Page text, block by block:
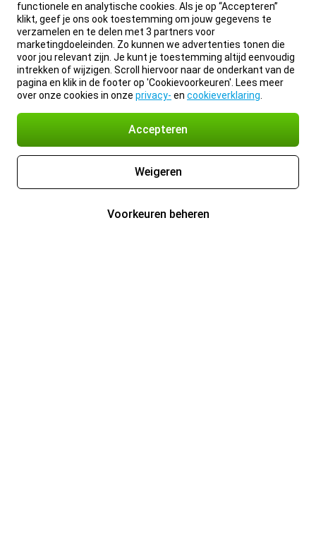
functionele en analytische cookies. Als je op “Accepteren”
klikt, geef je ons ook toestemming om jouw gegevens te
verzamelen en te delen met 3 partners voor
marketingdoeleinden. Zo kunnen we advertenties tonen die
voor jou relevant zijn. Je kunt je toestemming altijd eenvoudig
intrekken of wijzigen. Scroll hiervoor naar de onderkant van de
pagina en klik in de footer op 'Cookievoorkeuren'. Lees meer
over onze cookies in onze privacy- en cookieverklaring
Accepteren
Weigeren
Voorkeuren beheren